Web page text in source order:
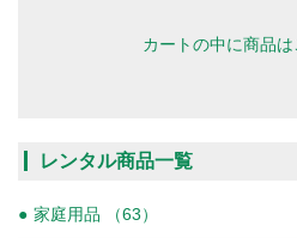
カートの中に商品
レンタル商品一覧
家庭用品 （63）